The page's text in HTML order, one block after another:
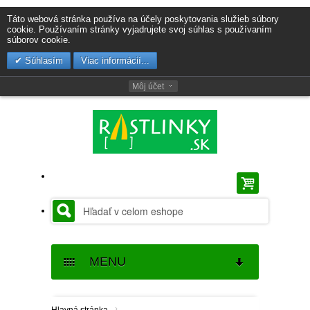
Táto webová stránka používa na účely poskytovania služieb súbory
cookie. Používaním stránky vyjadrujete svoj súhlas s používaním
súborov cookie.
Súhlasím
Viac informácií...
Môj účet
MENU